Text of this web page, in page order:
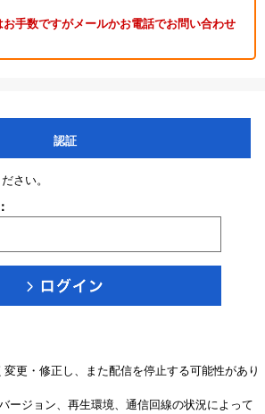
手数ですがメールかお電話でお問い合わせ
認証
さい。
変更・修正し、また配信を停止する可能性があり
ージョン、再生環境、通信回線の状況によって